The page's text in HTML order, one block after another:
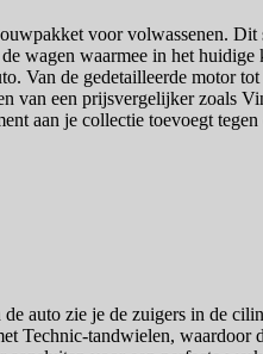
voor volwassenen.
wagen waarmee in het
Van de gedetailleerde motor
van een prijsvergelijker zoals
aan je collectie toevoegt tegen
auto zie je de zuigers in de
Technic-tandwielen, waardoor